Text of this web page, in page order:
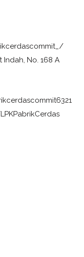
No. 168 A